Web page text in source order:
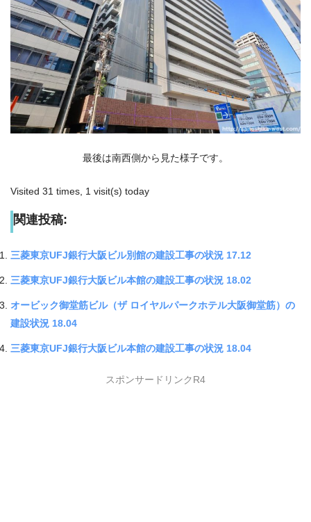
最後は南西側から見た様子です。
Visited 31 times, 1 visit(s) today
関連投稿:
三菱東京UFJ銀行大阪ビル別館の建設工事の状況 17.12
三菱東京UFJ銀行大阪ビル本館の建設工事の状況 18.02
オービック御堂筋ビル（ザ ロイヤルパークホテル大阪御堂筋）の
建設状況 18.04
三菱東京UFJ銀行大阪ビル本館の建設工事の状況 18.04
スポンサードリンクR4